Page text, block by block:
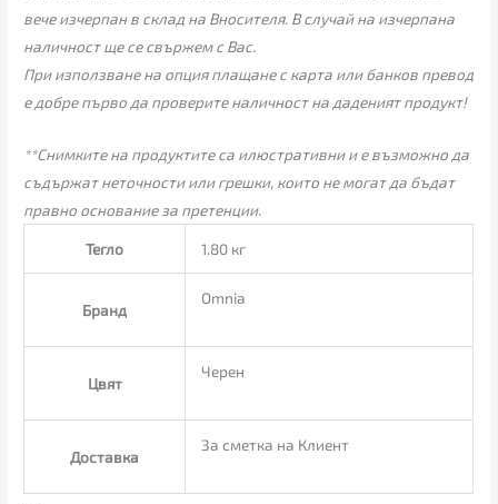
вече изчерпан в склад на Вносителя. В случай на изчерпана
наличност ще се свържем с Вас.
При използване на опция плащане с карта или банков превод
е добре първо да проверите наличност на даденият продукт!
**Снимките на продуктите са илюстративни и е възможно да
съдържат неточности или грешки, които не могат да бъдат
правно основание за претенции.
Тегло 1.80 кг
Бранд
Omnia
Цвят
Черен
Доставка
За сметка на Клиент